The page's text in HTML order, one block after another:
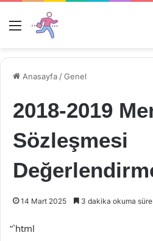
Menü
Anasayfa /Genel
2018-2019
Sözleşmesi
14 Mart 2025 3 dakika okuma
“`html